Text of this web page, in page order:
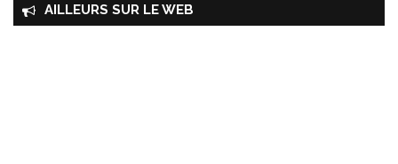
AILLEURS SUR LE WEB